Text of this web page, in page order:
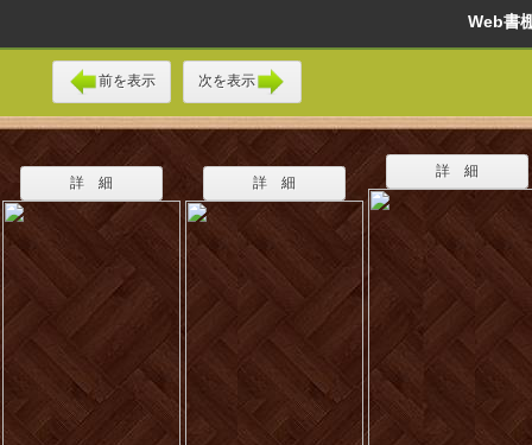
Web
前を表示 次を表示
詳 細 詳 細
詳 細